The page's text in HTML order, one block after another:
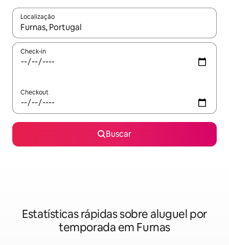
Localização
Quando os resultados estiverem disponíveis, explore-os
Check-in
Checkout
Buscar
Estatísticas rápidas sobre aluguel por
temporada em Furnas